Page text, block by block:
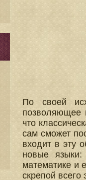
По своей
позволяющее
что
сам сможет
входит в эту
новые
математике и
скрепой всего